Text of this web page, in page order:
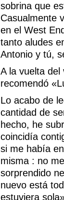
sobrina que
Casualmente
en el West
tanto aludes
Antonio y tú,
A la vuelta
recomendó
Lo acabo de
cantidad de
hecho, he
coincidía
si me había
misma : no
sorprendido
nuevo está
estuviera